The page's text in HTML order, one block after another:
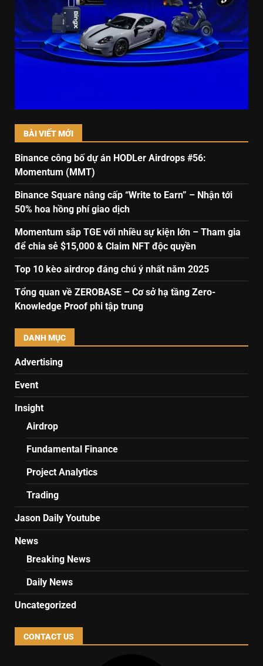
BÀI VIẾT MỚI
Binance công bố dự án HODLer Airdrops #56:
Momentum (MMT)
Binance Square nâng cấp “Write to Earn” – Nhận tới
50% hoa hồng phí giao dịch
Momentum sắp TGE với nhiều sự kiện lớn – Tham gia
để chia sẻ $15,000 & Claim NFT độc quyền
Top 10 kèo airdrop đáng chú ý nhất năm 2025
Tổng quan về ZEROBASE – Cơ sở hạ tầng Zero-
Knowledge Proof phi tập trung
DANH MỤC
Advertising
Event
Insight
Airdrop
Fundamental Finance
Project Analytics
Trading
Jason Daily Youtube
News
Breaking News
Daily News
Uncategorized
CONTACT US